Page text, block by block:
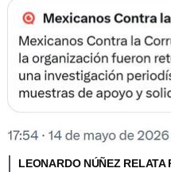
LEONARDO NÚÑEZ RELATA